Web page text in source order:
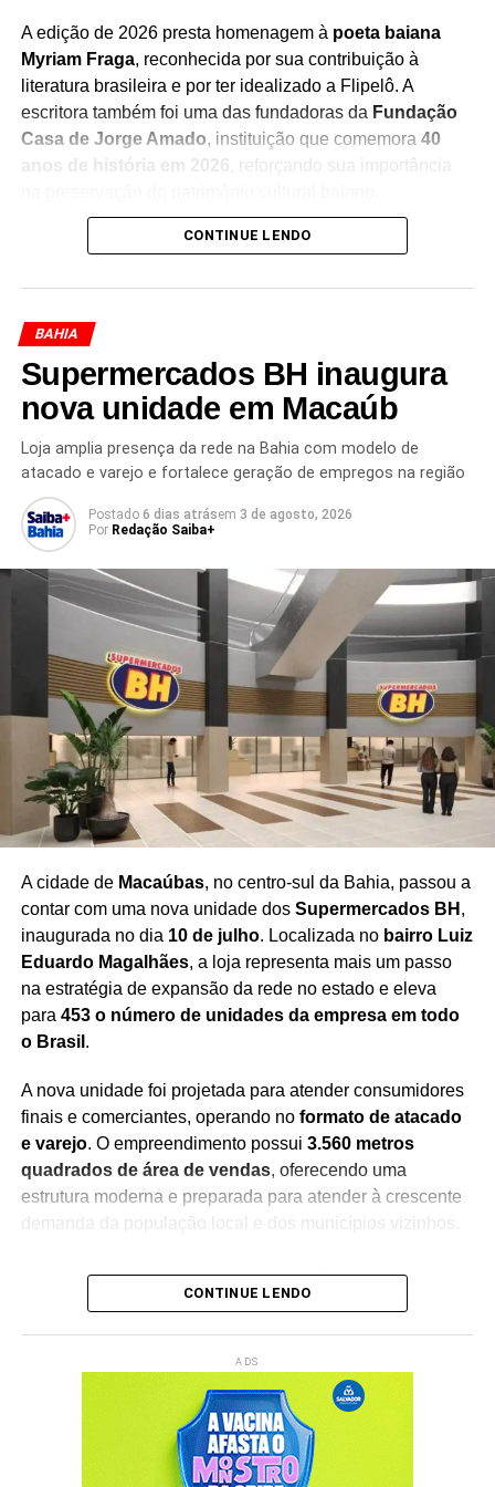
A edição de 2026 presta homenagem à poeta baiana
Myriam Fraga, reconhecida por sua contribuição à
literatura brasileira e por ter idealizado a Flipelô. A
escritora também foi uma das fundadoras da Fundação
Casa de Jorge Amado, instituição que comemora 40
anos de história em 2026 , reforçando sua importância
Durante os cinco dias de evento, moradores e turistas
que incluimesas de debates, bate-papos com
escritores, lançamentos de livros, oficinas, saraus,
contações de histórias, exposições, apresentações
musicais e atividades especiais para crianças e
jovens. A iniciativa busca aproximar o público da
Além do impacto cultural, a Flipelô também fortalece a
economia local ao atrair visitantes para o Pelourinho,
beneficiando hotéis, restaurantes, bares, lojas e
empreendedores da região.
como um importante impulsionador do turismo
cultural em Salvador, promovendo o Centro Histórico
como referência nacional em arte, literatura e patrimônio.
Com uma programação ampla e acessível, a festa
reafirma seu compromisso com a democratização da
cultura, incentivando o surgimento de novos escritores,
ampliando o acesso aos livros e fortalecendo o mercado
editorial brasileiro.A expectativa é de que milhares de
pessoas participem da celebração ao longo dos cinco
dias de evento, consolidando a Flipelô como um dos
Redação Saiba+
CONTINUE LENDO
BAHIA
Supermercados BH inaugura
nova unidade em Macaúb
Loja amplia presença da rede na Bahia com modelo de
atacado e varejo e fortalece geração de empregos na região
Postado 6 dias atrásem 3 de agosto, 2026
Por Redação Saiba+
A cidade de Macaúbas, no centro-sul da Bahia, passou a
contar com uma nova unidade dos Supermercados BH ,
inaugurada no dia 10 de julho. Localizada no bairro Luiz
Eduardo Magalhães, a loja representa mais um passo
na estratégia de expansão da rede no estado e eleva
para 453 o número de unidades da empresa em todo
o Brasil .
A nova unidade foi projetada para atender consumidores
finais e comerciantes, operando no formato de atacado
e varejo. O empreendimento possui 3.560 metros
quadrados de área de vendas, oferecendo uma
estrutura moderna e preparada para atender à crescente
demanda da população local e dos municípios vizinhos.
Entre os diferenciais da loja estão os20 checkouts
garantem maior agilidade no atendimento, além de um
Com a inauguração, a empresa chega à15ª unidade na
, consolidando sua presença no mercado baiano e
reforçando os investimentos em cidades do interior. A
expansão também contribui para o fortalecimento da
CONTINUE LENDO
ADS